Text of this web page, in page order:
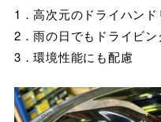
1．高次元のドライハン
2．雨の日でもドライビ
3．環境性能にも配慮